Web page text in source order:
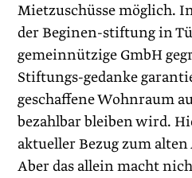
Mietzuschüsse möglich.
der Beginen-stiftung in
gemeinnützige GmbH
Stiftungs-gedanke
geschaffene Wohnraum
bezahlbar bleiben wird.
aktueller Bezug zum alten
Aber das allein macht